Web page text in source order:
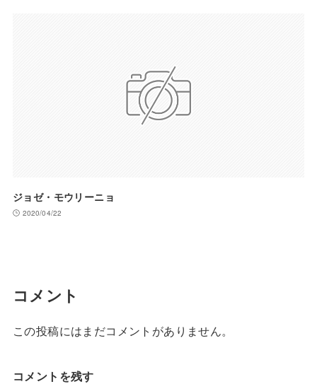
ジョゼ・モウリーニョ
2020/04/22
コメント
この投稿にはまだコメントがありません。
コメントを残す